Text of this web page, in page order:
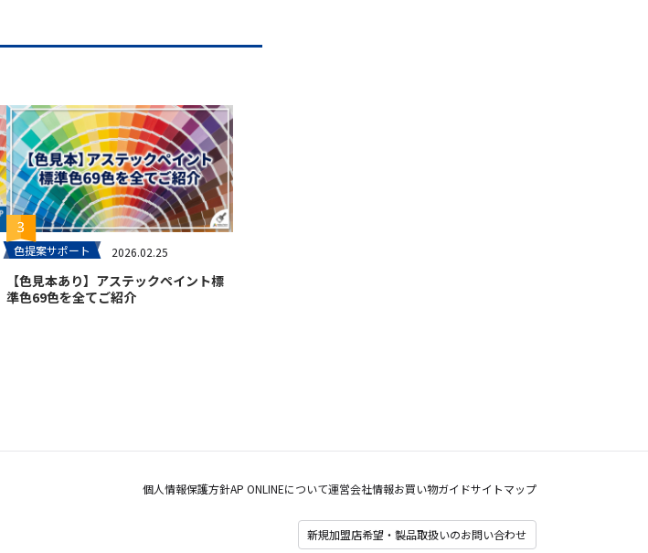
色提案サポート 2026.02.25
【色見本あり】アステックペイント標
準色69色を全てご紹介
個人情報保護方針AP ONLINEについて運営会社情報お買い物ガイドサイトマップ
新規加盟店希望・製品取扱いのお問い合わせ